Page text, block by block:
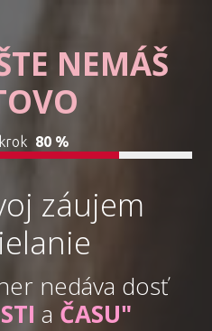
NEMÁŠ
80 %
záujem
nedáva dosť
a ČASU"